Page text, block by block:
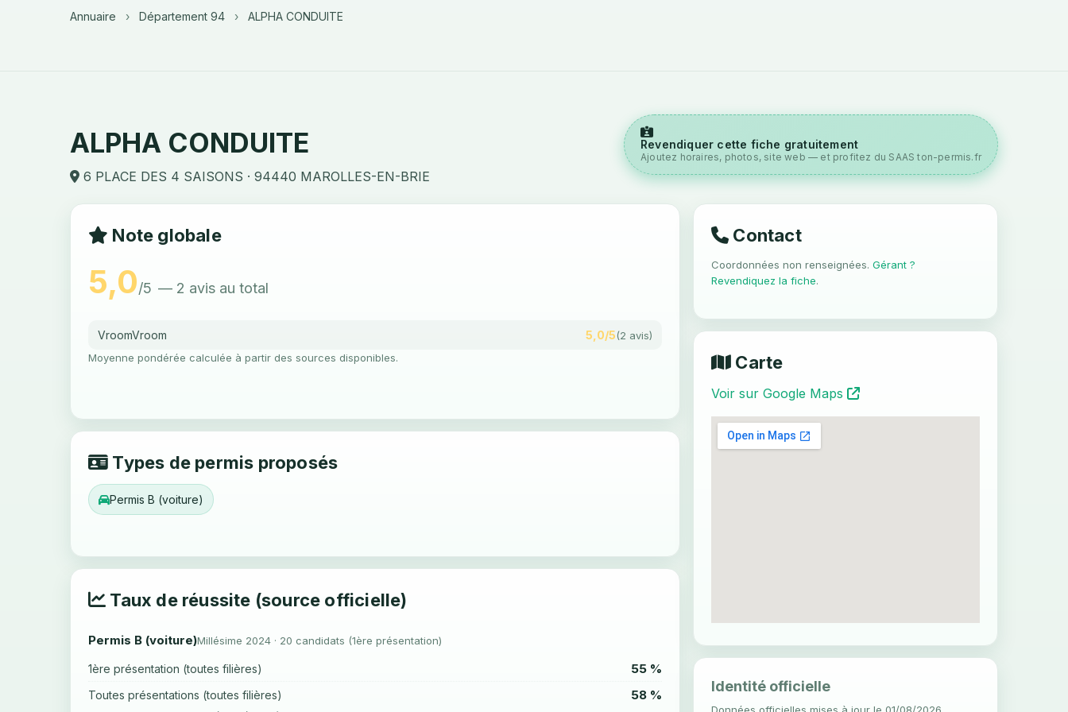
Annuaire › Département 94 › ALPHA CONDUITE
ALPHA CONDUITE
6 PLACE DES 4 SAISONS · 94440 MAROLLES-EN-BRIE
Revendiquer cette fiche gratuitement
Ajoutez horaires, photos, site web — et profitez du SAAS ton-permis.fr
Note globale
5,0/5 — 2 avis au total
VroomVroom 5,0/5(2 avis)
Moyenne pondérée calculée à partir des sources disponibles.
Types de permis proposés
Permis B (voiture)
Taux de réussite (source officielle)
Permis B (voiture)Millésime 2024 · 20 candidats (1ère présentation)
1ère présentation (toutes filières) 55 %
Toutes présentations (toutes filières) 58 %
Contact
Coordonnées non renseignées. Gérant ?
Revendiquez la fiche.
Carte
Voir sur Google Maps
Identité officielle